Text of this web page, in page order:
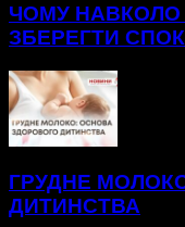
ЧОМУ НАВКОЛО
ЗБЕРЕГТИ
ГРУДНЕ
ДИТИНСТВА